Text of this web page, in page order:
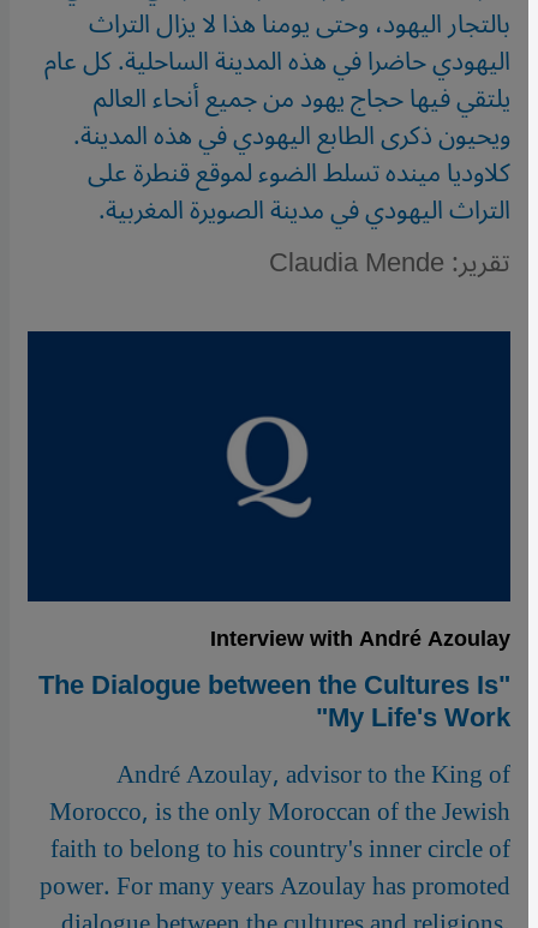
بالتجار اليهود، وحتى يومنا هذا لا يزال التراث
اليهودي حاضرا في هذه المدينة الساحلية. كل عام
يلتقي فيها حجاج يهود من جميع أنحاء العالم
ويحيون ذكرى الطابع اليهودي في هذه المدينة.
كلاوديا مينده تسلط الضوء لموقع قنطرة على
التراث اليهودي في مدينة الصويرة المغربية.
تقرير: Claudia Mende
Interview with André Azoulay
"The Dialogue between the Cultures Is
My Life's Work"
André Azoulay, advisor to the King of
Morocco, is the only Moroccan of the Jewish
faith to belong to his country's inner circle of
power. For many years Azoulay has promoted